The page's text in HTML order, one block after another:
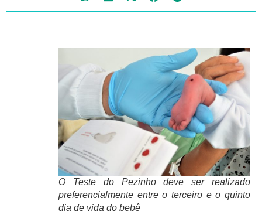
O Teste do Pezinho deve ser realizado
preferencialmente entre o terceiro e o quinto
dia de vida do bebê